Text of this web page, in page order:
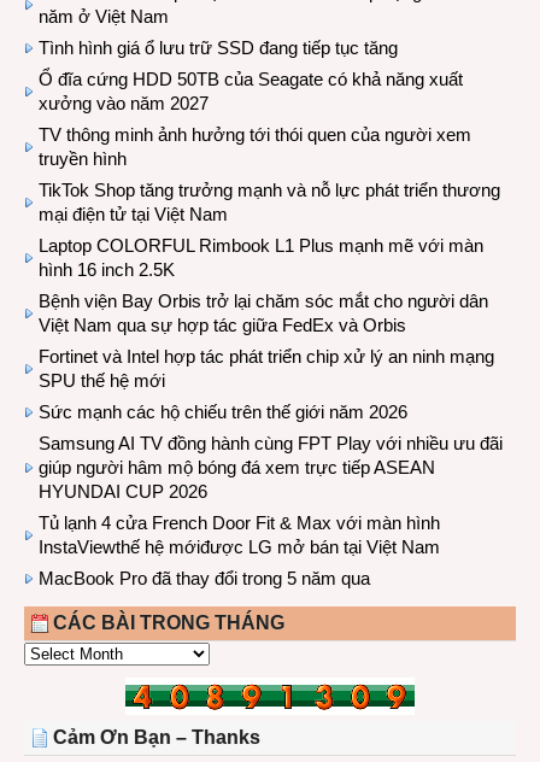
năm ở Việt Nam
Tình hình giá ổ lưu trữ SSD đang tiếp tục tăng
Ổ đĩa cứng HDD 50TB của Seagate có khả năng xuất
xưởng vào năm 2027
TV thông minh ảnh hưởng tới thói quen của người xem
truyền hình
TikTok Shop tăng trưởng mạnh và nỗ lực phát triển thương
mại điện tử tại Việt Nam
Laptop COLORFUL Rimbook L1 Plus mạnh mẽ với màn
hình 16 inch 2.5K
Bệnh viện Bay Orbis trở lại chăm sóc mắt cho người dân
Việt Nam qua sự hợp tác giữa FedEx và Orbis
Fortinet và Intel hợp tác phát triển chip xử lý an ninh mạng
SPU thế hệ mới
Sức mạnh các hộ chiếu trên thế giới năm 2026
Samsung AI TV đồng hành cùng FPT Play với nhiều ưu đãi
giúp người hâm mộ bóng đá xem trực tiếp ASEAN
HYUNDAI CUP 2026
Tủ lạnh 4 cửa French Door Fit & Max với màn hình
InstaViewthế hệ mớiđược LG mở bán tại Việt Nam
MacBook Pro đã thay đổi trong 5 năm qua
CÁC BÀI TRONG THÁNG
CÁC
THÁNG
Cảm Ơn Bạn – Thanks